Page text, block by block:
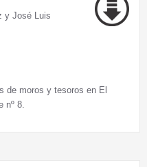
y José Luis
de moros y tesoros en El
nº 8.